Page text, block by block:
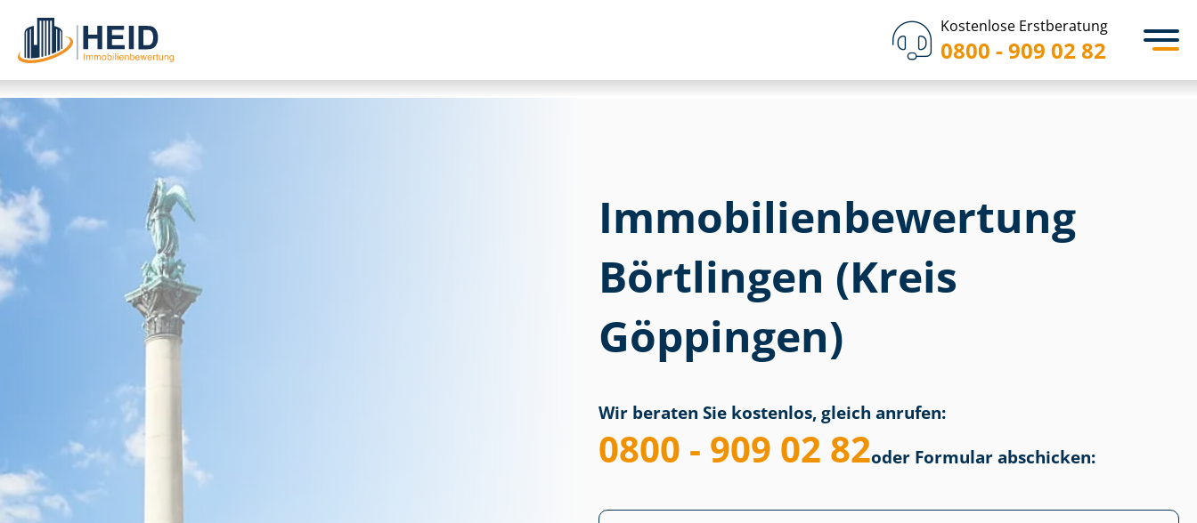
Kostenlose Erstberatung
0800 - 909 02 82
Immobilien­bewertung
Börtlingen (Kreis
Göppingen)
Wir beraten Sie kostenlos, gleich anrufen:
0800 - 909 02 82oder Formular abschicken: